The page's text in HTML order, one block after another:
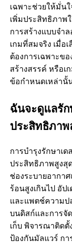
เฉพาะช่วยให้มั่น
เพิ่มประสิทธิภาพ
การสร้างแบบจํา
เกมที่สมจริง เมื่อ
ต้องการเฉพาะข
สร้างสรรค์ หรือเ
ข้อกําหนดเหล่านั้
ฉันจะดูแลรั
ประสิทธิภาพ
การบํารุงรักษาเ
ประสิทธิภาพสูงสุ
ช่องระบายอากา
ร้อนสูงเกินไป อัป
และแพตช์ความป
บนดิสก์และการจั
เก็บ พิจารณาติดตั้
ป้องกันมัลแวร์ กา